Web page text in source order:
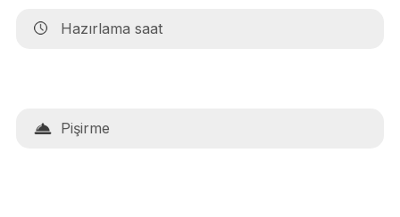
Hazırlama saat
Pişirme